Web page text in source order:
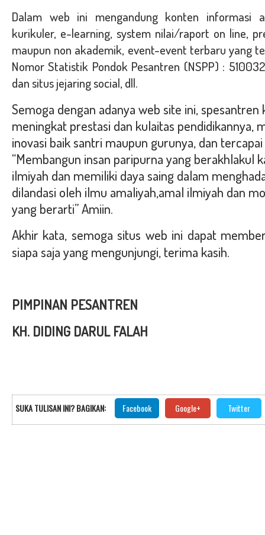
Dalam web ini mengandung konten informasi
kurikuler, e-learning, system nilai/raport on line,
maupun non akademik, event-event terbaru yang
Nomor Statistik Pondok Pesantren (NSPP) :
dan situs jejaring social, dll.
Semoga dengan adanya web site ini, spesantren
meningkat prestasi dan kulaitas pendidikannya,
inovasi baik santri maupun gurunya, dan
“Membangun insan paripurna yang berakhlakul
ilmiyah dan memiliki daya saing dalam
dilandasi oleh ilmu amaliyah,amal ilmiyah dan
yang berarti” Amiin.
Akhir kata, semoga situs web ini dapat
siapa saja yang mengunjungi, terima kasih.
PIMPINAN PESANTREN
KH. DIDING DARUL FALAH
SUKA TULISAN INI? BAGIKAN: Facebook Google+ Twitter